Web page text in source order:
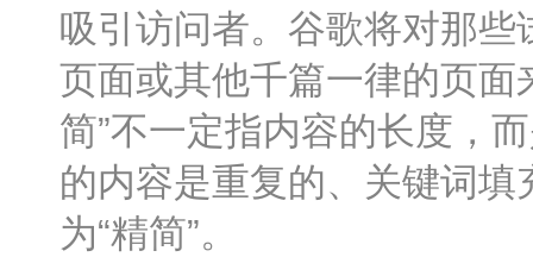
吸引访问者。谷歌将对那
页面或其他千篇一律的页面
简”不一定指内容的长度，
的内容是重复的、关键词
为“精简”。